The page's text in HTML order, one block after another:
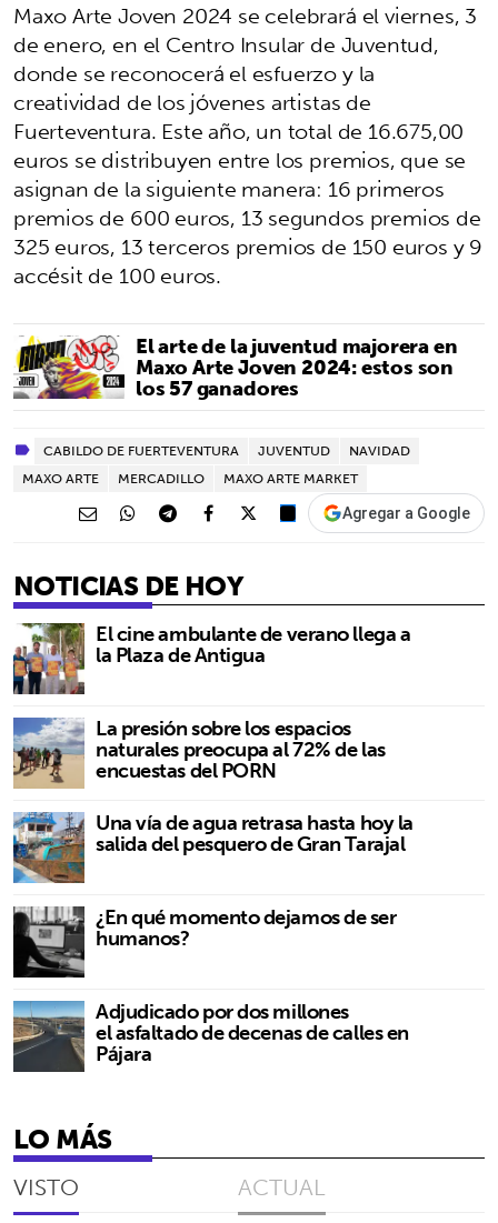
Maxo Arte Joven 2024 se celebrará el viernes, 3
de enero, en el Centro Insular de Juventud,
donde se reconocerá el esfuerzo y la
creatividad de los jóvenes artistas de
Fuerteventura. Este año, un total de 16.675,00
euros se distribuyen entre los premios, que se
asignan de la siguiente manera: 16 primeros
premios de 600 euros, 13 segundos premios de
325 euros, 13 terceros premios de 150 euros y 9
accésit de 100 euros.
El arte de la juventud majorera en
Maxo Arte Joven 2024: estos son
los 57 ganadores
CABILDO DE FUERTEVENTURA JUVENTUD
NAVIDAD
MAXO ARTE
MERCADILLO MAXO ARTE MARKET
Agregar a Google
NOTICIAS DE HOY
El cine ambulante de verano llega a
la Plaza de Antigua
La presión sobre los espacios
naturales preocupa al 72% de las
encuestas del PORN
Una vía de agua retrasa hasta hoy la
salida del pesquero de Gran Tarajal
¿En qué momento dejamos de ser
humanos?
Adjudicado por dos millones
el asfaltado de decenas de calles en
Pájara
LO MÁS
VISTO ACTUAL